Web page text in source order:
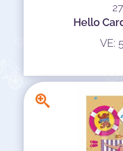
Hello
VE: